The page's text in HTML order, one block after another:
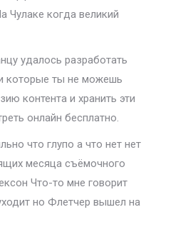
Чулаке когда великий
удалось разработать
которые ты не можешь
контента и хранить эти
онлайн бесплатно.
что глупо а что нет нет
месяца съёмочного
Что-то мне говорит
но Флетчер вышел на